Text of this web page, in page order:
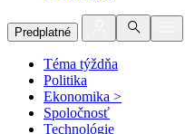
Predplatné
Téma týždňa
Politika
Ekonomika >
Spoločnosť
Technológie